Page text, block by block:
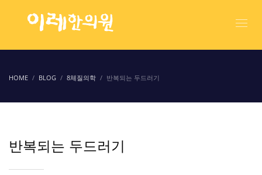
HOME BLOG 8체질의학 반복되는 두드러기
반복되는 두드러기